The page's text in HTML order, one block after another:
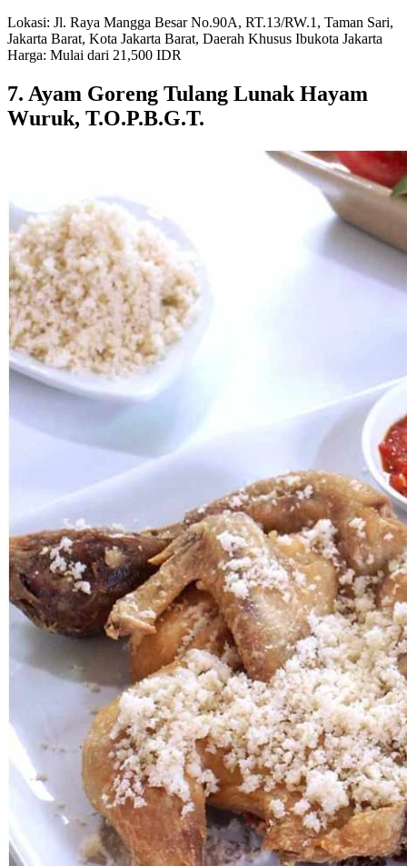
Lokasi: Jl. Raya Mangga Besar No.90A, RT.13/RW.1, Taman Sari,
Jakarta Barat, Kota Jakarta Barat, Daerah Khusus Ibukota Jakarta
Harga: Mulai dari 21,500 IDR
7. Ayam Goreng Tulang Lunak Hayam
Wuruk, T.O.P.B.G.T.